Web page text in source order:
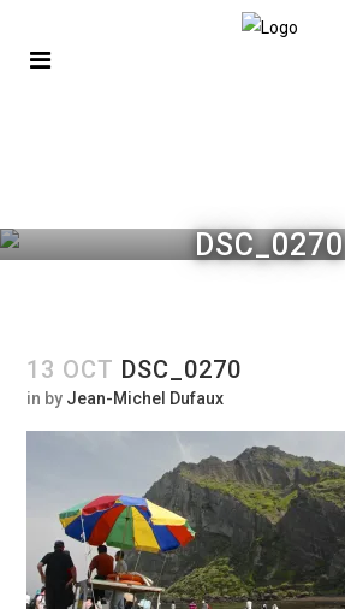
DSC_0270
13 OCT DSC_0270
in by Jean-Michel Dufaux